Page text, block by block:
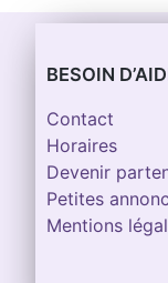
BESOIN
Contact
Horaires
Devenir
Petites
Mentions